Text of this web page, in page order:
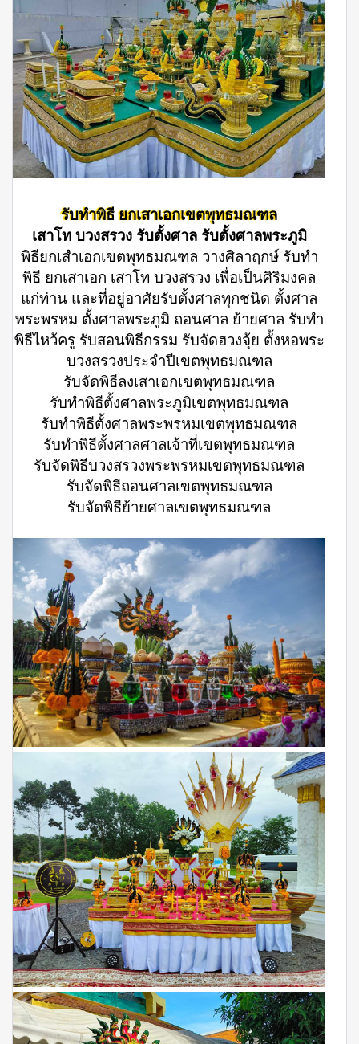
รับทำพิธี ยกเสาเอกเขตพุทธมณฑล
เสาโท บวงสรวง รับตั้งศาล รับตั้งศาลพระภูมิ
พิธียกเสำเอกเขตพุทธมณฑล วางศิลาฤกษ์ รับทำ
พิธี ยกเสาเอก เสาโท บวงสรวง เพื่อเป็นศิริมงคล
แก่ท่าน และที่อยู่อาศัยรับตั้งศาลทุกชนิด ตั้งศาล
พระพรหม ตั้งศาลพระภูมิ ถอนศาล ย้ายศาล รับทำ
พิธีไหว้ครู รับสอนพิธีกรรม รับจัดฮวงจุ้ย ตั้งหอพระ
บวงสรวงประจำปีเขตพุทธมณฑล
รับจัดพิธีลงเสาเอกเขตพุทธมณฑล
รับทำพิธีตั้งศาลพระภูมิเขตพุทธมณฑล
รับทำพิธีตั้งศาลพระพรหมเขตพุทธมณฑล
รับทำพิธีตั้งศาลศาลเจ้าที่เขตพุทธมณฑล
รับจัดพิธีบวงสรวงพระพรหมเขตพุทธมณฑล
รับจัดพิธีถอนศาลเขตพุทธมณฑล
รับจัดพิธีย้ายศาลเขตพุทธมณฑล